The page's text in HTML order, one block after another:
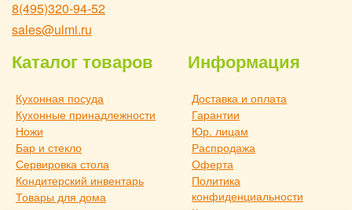
8(495)320-94-52
sales@ulmi.ru
Каталог товаров
Кухонная посуда
Кухонные принадлежности
Ножи
Бар и стекло
Сервировка стола
Кондитерский инвентарь
Товары для дома
Информация
Доставка и оплата
Гарантии
Юр. лицам
Распродажа
Оферта
Политика
конфиденциальности